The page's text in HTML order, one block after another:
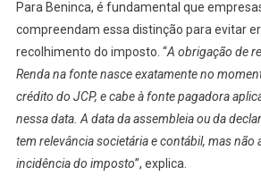
Para Beninca, é fundamental que
compreendam essa distinção para evitar
recolhimento do imposto. “A obrigação de
Renda na fonte nasce exatamente no
crédito do JCP, e cabe à fonte pagadora
nessa data. A data da assembleia ou da
tem relevância societária e contábil, mas não
incidência do imposto”, explica.